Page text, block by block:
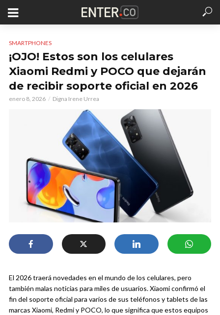
SMARTPHONES
¡OJO! Estos son los celulares
Xiaomi Redmi y POCO que dejarán
de recibir soporte oficial en 2026
enero 8, 2026 Digna Irene Urrea
El 2026 traerá novedades en el mundo de los celulares, pero
también malas noticias para miles de usuarios. Xiaomi confirmó el
fin del soporte oficial para varios de sus teléfonos y tablets de las
marcas Xiaomi, Redmi y POCO, lo que significa que estos equipos